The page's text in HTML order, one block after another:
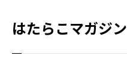
はたらこマガジン